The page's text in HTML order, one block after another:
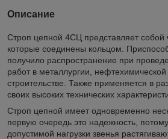
Описание
Строп цепной 4СЦ представляет собой
которые соединены кольцом.
получило распространение при
работ в металлургии,
строительстве. Также применяется в
своих высоких технических
Строп цепной имеет одновременно
первую очередь это надежность,
допустимой нагрузки звенья